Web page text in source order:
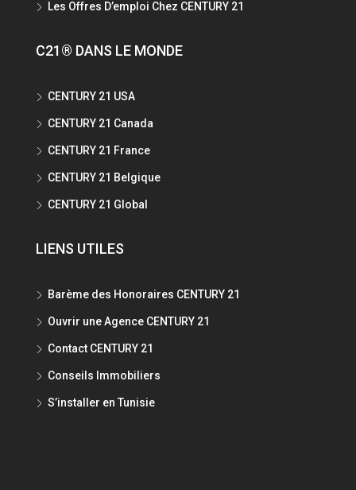
Les Offres D’emploi Chez CENTURY 21
C21® DANS LE MONDE
CENTURY 21 USA
CENTURY 21 Canada
CENTURY 21 France
CENTURY 21 Belgique
CENTURY 21 Global
LIENS UTILES
Barème des Honoraires CENTURY 21
Ouvrir une Agence CENTURY 21
Contact CENTURY 21
Conseils Immobiliers
S’installer en Tunisie